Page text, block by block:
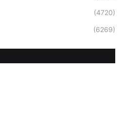
(4720)
(6269)